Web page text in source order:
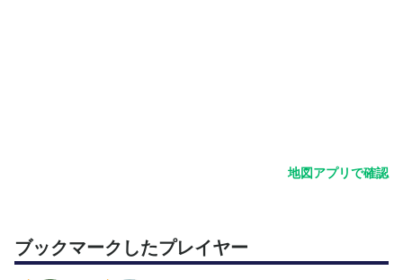
途中参加・退出可能です！事前に教えてください☺️
地図アプリで確認
ブックマークしたプレイヤー